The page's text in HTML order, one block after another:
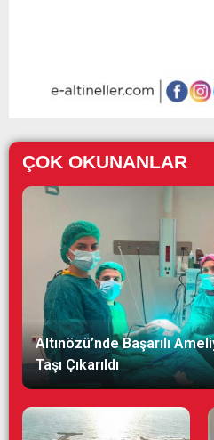
ÇOK OKUNANLAR
Altınözü’nde Başarılı
Taşı Çıkarıldı